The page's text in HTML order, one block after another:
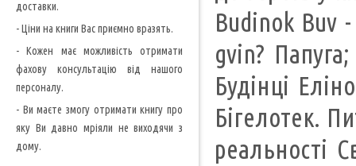
Budinok Buv
gvin?
Будінці
Бігелотек.
реальності
доставки.
- Ціни на книги Вас приємно вразять.
- Кожен має можливість отримати
фахову консультацію від нашого
персоналу.
- Ви маєте змогу отримати книгу про
яку Ви давно мріяли не виходячи з
дому.